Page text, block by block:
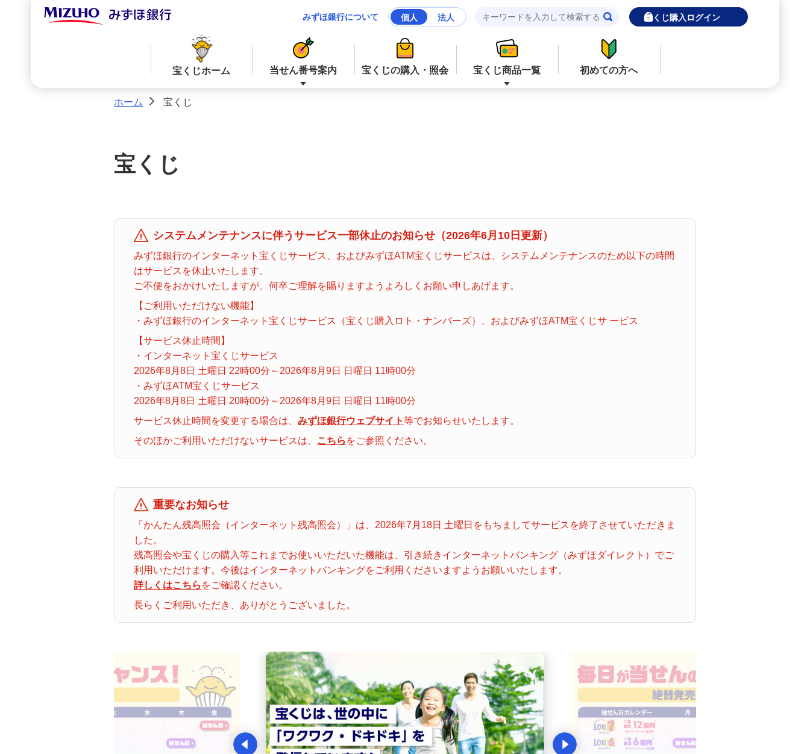
みずほ銀行について 個人 法人 宝くじ購入ログイン
宝くじホーム 当せん番号案内 宝くじの購入・照会 宝くじ商品一覧 初めての方へ
ナンバーズ４
ナンバーズ３
着せかえクーちゃん
細に表示されない」にお答えします。
スクラッチ 着せかえクーちゃん
ホーム 宝くじ
宝くじ
システムメンテナンスに伴うサービス一部休止のお知らせ（2026年6月10日更新）
みずほ銀行のインターネット宝くじサービス、およびみずほATM宝くじサービスは、システムメンテナンスのため以下の時間
はサービスを休止いたします。
ご不便をおかけいたしますが、何卒ご理解を賜りますようよろしくお願い申しあげます。
【ご利用いただけない機能】
・みずほ銀行のインターネット宝くじサービス（宝くじ購入ロト・ナンバーズ）、およびみずほATM宝くじサ ービス
【サービス休止時間】
・インターネット宝くじサービス
2026年8月8日 土曜日 22時00分～2026年8月9日 日曜日 11時00分
・みずほATM宝くじサービス
2026年8月8日 土曜日 20時00分～2026年8月9日 日曜日 11時00分
サービス休止時間を変更する場合は、 みずほ銀行ウェブサイト等でお知らせいたします。
そのほかご利用いただけないサービスは、
こちら をご参照ください。
重要なお知らせ
「かんたん残高照会（インターネット残高照会）」は、2026年7月18日 土曜日をもちましてサービスを終了させていただきま
した。
残高照会や宝くじの購入等これまでお使いいただいた機能は、引き続きインターネットバンキング（みずほダイレクト）でご
利用いただけます。今後はインターネットバンキングをご利用くださいますようお願いいたします。
詳しくはこちら をご確認ください。
長らくご利用いただき、ありがとうございました。